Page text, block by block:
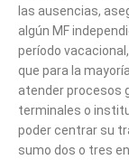
las ausencias,
algún MF
período
que para la
atender procesos
terminales o
poder centrar su
sumo dos o tres